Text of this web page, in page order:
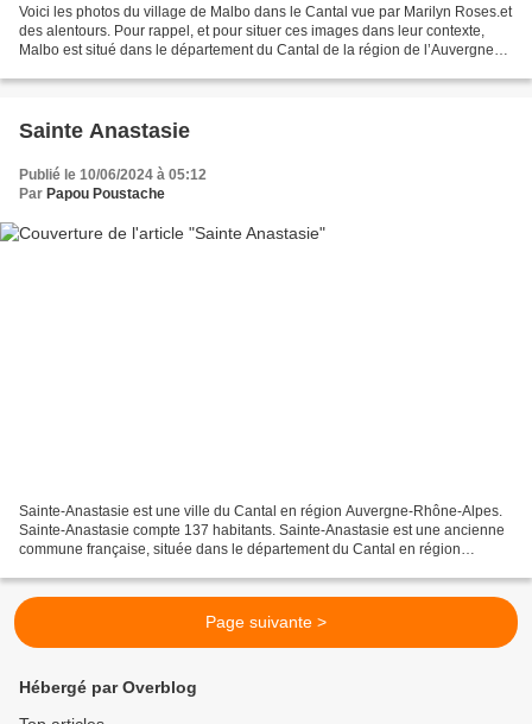
Voici les photos du village de Malbo dans le Cantal vue par Marilyn Roses.et
des alentours. Pour rappel, et pour situer ces images dans leur contexte,
Malbo est situé dans le département du Cantal de la région de l’Auvergne
Sainte Anastasie
Publié le 10/06/2024 à 05:12
Par Papou Poustache
Sainte-Anastasie est une ville du Cantal en région Auvergne-Rhône-Alpes.
Sainte-Anastasie compte 137 habitants. Sainte-Anastasie est une ancienne
commune française, située dans le département du Cantal en région
Page suivante >
Hébergé par Overblog